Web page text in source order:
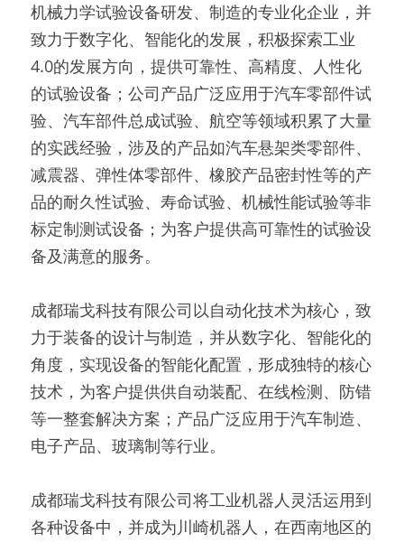
机械力学试验设备研发、制造的专业化企业，并
致力于数字化、智能化的发展，积极探索工业
4.0的发展方向，提供可靠性、高精度、人性化
的试验设备；公司产品广泛应用于汽车零部件试
验、汽车部件总成试验、航空等领域积累了大量
的实践经验，涉及的产品如汽车悬架类零部件、
减震器、弹性体零部件、橡胶产品密封性等的产
品的耐久性试验、寿命试验、机械性能试验等非
标定制测试设备；为客户提供高可靠性的试验设
备及满意的服务。
成都瑞戈科技有限公司以自动化技术为核心，致
力于装备的设计与制造，并从数字化、智能化的
角度，实现设备的智能化配置，形成独特的核心
技术，为客户提供供自动装配、在线检测、防错
等一整套解决方案；产品广泛应用于汽车制造、
电子产品、玻璃制等行业。
成都瑞戈科技有限公司将工业机器人灵活运用到
各种设备中，并成为川崎机器人，在西南地区的